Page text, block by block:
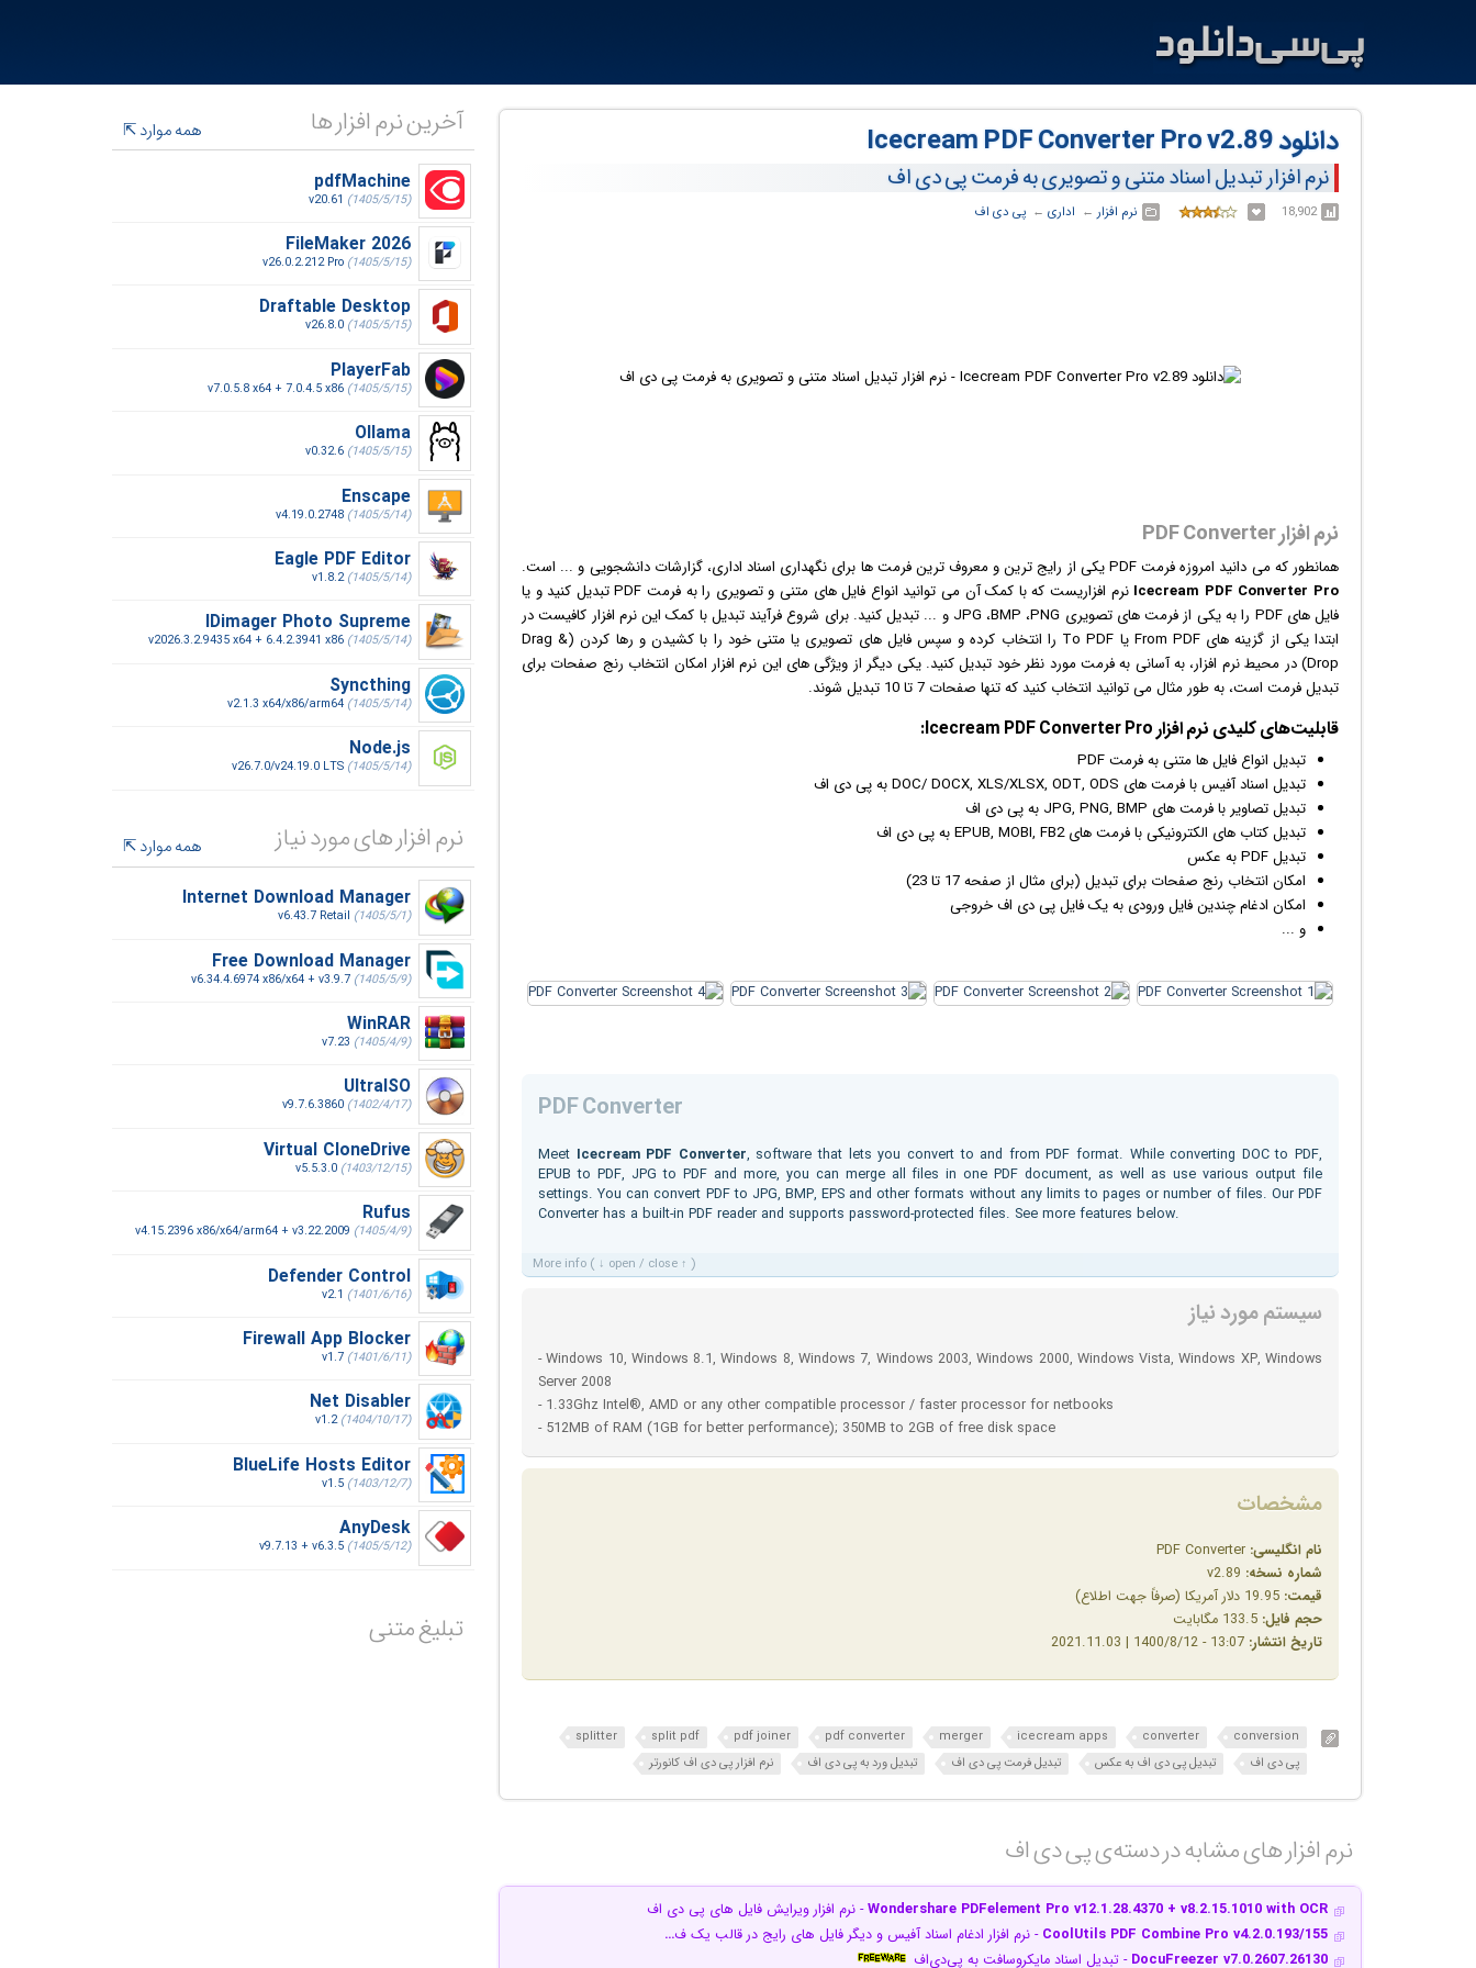
دانلود Icecream PDF Converter Pro v2.89
نرم افزار تبدیل اسناد متنی و تصویری به فرمت پی دی اف
18,902 نرم افزار ← ‏ اداری ← ‏ پی دی اف
نرم افزار PDF Converter
همانطور که می دانید امروزه فرمت PDF یکی از رایج ترین و معروف ترین فرمت ها برای نگهداری اسناد اداری، گزارشات دانشجویی و ... است.
Icecream PDF Converter Pro نرم افزار
یست که با کمک آن می توانید انواع فایل های متنی و تصویری را به فرمت PDF تبدیل کنید و یا
فایل های PDF را به یکی از فرمت های تصویری JPG ،BMP ،PNG و ... تبدیل کنید. برای شروع فرآیند تبدیل با کمک این نرم افزار کافیست در
ابتدا یکی از گزینه های From PDF یا To PDF را انتخاب کرده و سپس فایل های تصویری یا متنی خود را با کشیدن و رها کردن (Drag &
Drop) در محیط نرم افزار، به آسانی به فرمت مورد نظر خود تبدیل کنید. یکی دیگر از ویژگی های این نرم افزار امکان انتخاب رنج صفحات برای
تبدیل فرمت است، به طور مثال می توانید انتخاب کنید که تنها صفحات 7 تا 10 تبدیل شوند.
قابلیت‌های کلیدی نرم افزار
تبدیل انواع فایل ها متنی به فرمت PDF
تبدیل اسناد آفیس با فرمت های DOC/ DOCX, XLS/XLSX, ODT, ODS به پی دی اف
تبدیل تصاویر با فرمت های JPG, PNG, BMP به پی دی اف
تبدیل کتاب های الکترونیکی با فرمت های EPUB, MOBI, FB2 به پی دی اف
تبدیل PDF به
عکس
امکان انتخاب رنج صفحات برای تبدیل (برای مثال از صفحه 17 تا 23)
امکان ادغام چندین فایل ورودی به یک فایل پی دی اف خروجی
و ...
PDF Converter
Meet Icecream PDF Converter, software that lets you convert to and from PDF format. While converting DOC to PDF,
EPUB to PDF, JPG to PDF and more, you can merge all files in one PDF document, as well as use various output file
settings. You can convert PDF to JPG, BMP, EPS and other formats without any limits to pages or number of files. Our PDF
Converter has a built-in PDF reader and supports password-protected files. See more features below.
More info ( ↓ open / close ↑ )
سیستم مورد نیاز
- Windows 10, Windows 8.1, Windows 8, Windows 7, Windows 2003, Windows 2000, Windows Vista, Windows XP, Windows
Server 2008
- 1.33Ghz Intel®, AMD or any other compatible processor / faster processor for netbooks
- 512MB of RAM (1GB for better performance); 350MB to 2GB of free disk space
مشخصات
نام انگلیسی:
شماره نسخه:
قیمت:
حجم فایل:
تاریخ انتشار:
conversion
converter
icecream apps
merger
pdf converter
pdf joiner
split pdf
splitter
پی دی اف
تبدیل پی دی اف به عکس تبدیل فرمت پی دی اف تبدیل ورد به پی دی اف نرم افزار پی دی اف کانورتر
نرم افزار های مشابه در دسته‌ی‌ پی دی اف‎
Wondershare PDFelement Pro v12.1.28.4370 + v8.2.15.1010 with OCR- نرم افزار ویرایش فایل های پی دی اف
CoolUtils PDF Combine Pro v4.2.0.193/155 - نرم افزار ادغام اسناد آفیس و دیگر فایل های رایج در قالب یک ف…
DocuFreezer v7.0.2607.26130 - تبدیل اسناد مایکروسافت به پی‌دی‌اف
آخرین نرم افزار ها
همه موارد
pdfMachine
v20.61 (1405/5/15)
FileMaker 2026
v26.0.2.212 Pro (1405/5/15)
Draftable Desktop
v26.8.0 (1405/5/15)
PlayerFab
v7.0.5.8 x64 + 7.0.4.5 x86 (1405/5/15)
Ollama
v0.32.6 (1405/5/15)
Enscape
v4.19.0.2748 (1405/5/14)
Eagle PDF Editor
v1.8.2(1405/5/14)
IDimager Photo Supreme
v2026.3.2.9435 x64 + 6.4.2.3941 x86 (1405/5/14)
Syncthing
v2.1.3 x64/x86/arm64 (1405/5/14)
Node.js
v26.7.0/v24.19.0 LTS (1405/5/14)
نرم افزار های مورد نیاز
همه موارد
Internet Download Manager
v6.43.7 Retail (1405/5/1)
Free Download Manager
v6.34.4.6974 x86/x64 + v3.9.7 (1405/5/9)
WinRAR
v7.23 (1405/4/9)
UltraISO
v9.7.6.3860 (1402/4/17)
Virtual CloneDrive
v5.5.3.0 (1403/12/15)
Rufus
v4.15.2396 x86/x64/arm64 + v3.22.2009 (1405/4/9)
Defender Control
v2.1 (1401/6/16)
Firewall App Blocker
v1.7 (1401/6/11)
Net Disabler
v1.2(1404/10/17)
BlueLife Hosts Editor
v1.5 (1403/12/7)
AnyDesk
v9.7.13 + v6.3.5 (1405/5/12)
تبلیغ متنی